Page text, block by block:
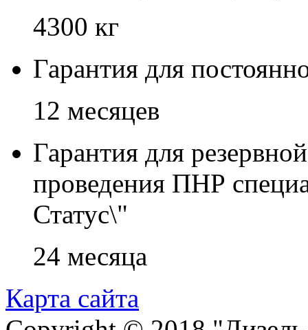
4300 кг
Гарантия для
12 месяцев
Гарантия для
проведения ПНР
Статус\"
24 месяца
Карта сайта